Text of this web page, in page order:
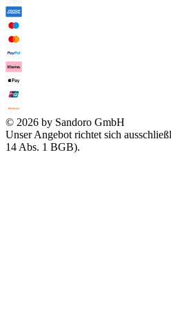
© 2026 by Sandoro GmbH
Unser Angebot richtet sich
14 Abs. 1 BGB).